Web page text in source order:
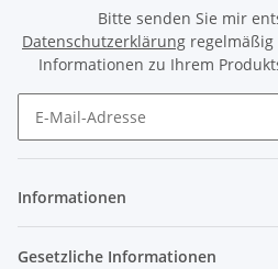
Bitte senden Sie mir
Datenschutzerklärung
Informationen zu Ihrem
Informationen
Gesetzliche Informationen